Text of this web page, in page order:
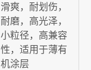
滑爽，耐划伤，
耐磨，高光泽，
小粒径，高兼容
性，适用于薄有
机涂层